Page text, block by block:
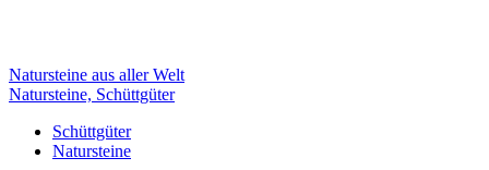
Natursteine aus aller Welt
Natursteine, Schüttgüter
Schüttgüter
Natursteine